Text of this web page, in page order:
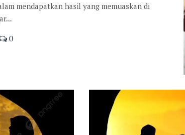
mendapatkan hasil yang memuaskan di
0